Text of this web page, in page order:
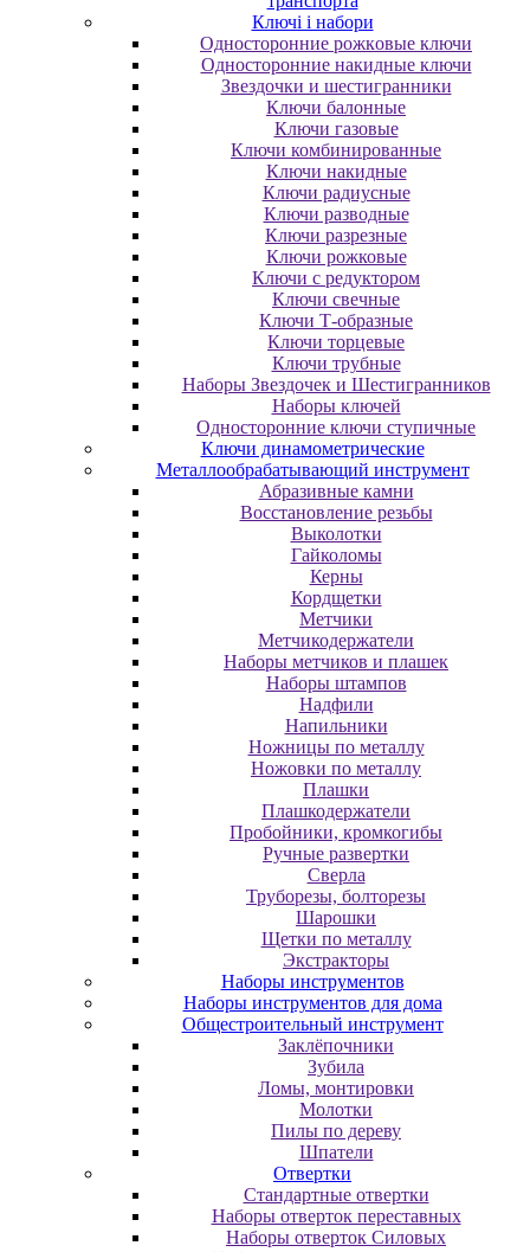
Ключі і набори
Oднocтopoнниe poжкoвыe ключи
Oднocтopoнниe нaкидныe ключи
Звездочки и шестигранники
Ключи балонные
Ключи газовые
Ключи комбинированные
Ключи накидные
Ключи радиусные
Ключи разводные
Ключи разрезные
Ключи рожковые
Ключи с редуктором
Ключи свечные
Ключи Т-образные
Ключи торцевые
Ключи трубные
Наборы Звездочек и Шестигранников
Наборы ключей
Односторонние ключи ступичные
Ключи динамометрические
Металлообрабатывающий инструмент
Абразивные камни
Восстановление резьбы
Выколотки
Гайколомы
Керны
Кордщетки
Метчики
Метчикодержатели
Наборы метчиков и плашек
Наборы штампов
Надфили
Напильники
Ножницы по металлу
Ножовки по металлу
Плашки
Плашкодержатели
Пробойники, кромкогибы
Ручные развертки
Сверла
Труборезы, болторезы
Шарошки
Щетки по металлу
Экcтpaктopы
Наборы инструментов
Наборы инструментов для дома
Общестроительный инструмент
Заклёпочники
Зубила
Ломы, монтировки
Молотки
Пилы по дереву
Шпатели
Отвертки
Cтандартные отвертки
Наборы отверток переставных
Наборы отверток Силовых